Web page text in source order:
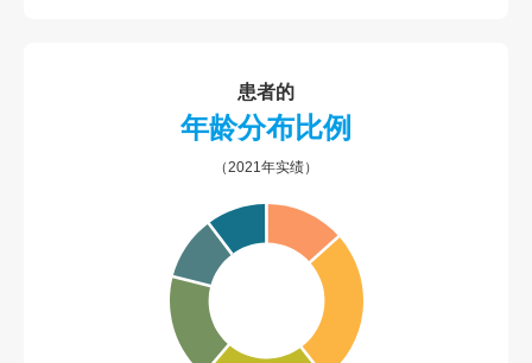
患者的
年龄分布比例
（2021年实绩）